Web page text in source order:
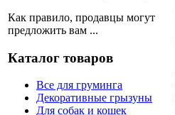
Как правило, продавцы могут
предложить вам ...
Каталог товаров
Все для груминга
Декоративные грызуны
Для собак и кошек